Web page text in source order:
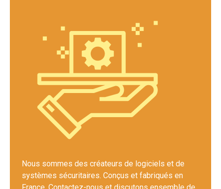
Nous sommes des créateurs de logiciels et de
systèmes sécuritaires. Conçus et fabriqués en
France. Contactez-nous et discutons ensemble de